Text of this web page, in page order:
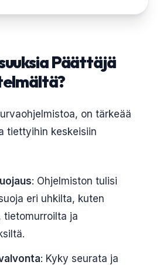
Päättäjä
on tärkeää
tiettyihin keskeisiin
: Ohjelmiston tulisi
eri uhkilta, kuten
tietomurroilta ja
: Kyky seurata ja